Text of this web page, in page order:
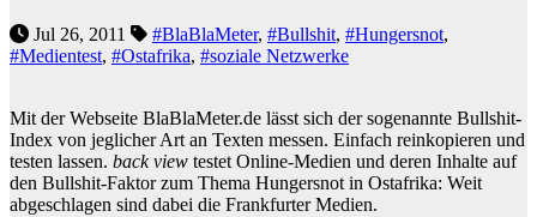
Jul 26, 2011 #BlaBlaMeter, #Bullshit, #Hungersnot,
#Medientest, #Ostafrika, #soziale Netzwerke
Mit der Webseite BlaBlaMeter.de lässt sich der sogenannte Bullshit-
Index von jeglicher Art an Texten messen. Einfach reinkopieren und
testen lassen. back view testet Online-Medien und deren Inhalte auf
den Bullshit-Faktor zum Thema Hungersnot in Ostafrika: Weit
abgeschlagen sind dabei die Frankfurter Medien.